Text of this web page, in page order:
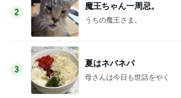
2
魔王ちゃん一周忌。
うちの魔王さま。
3
夏はネバネバ
母さんは今日も世話をやく